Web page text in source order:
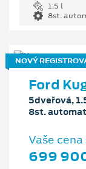
1.5 l
8st.
NOVÝ
Ford
5dveřová,
8st.
Vaše cena
699